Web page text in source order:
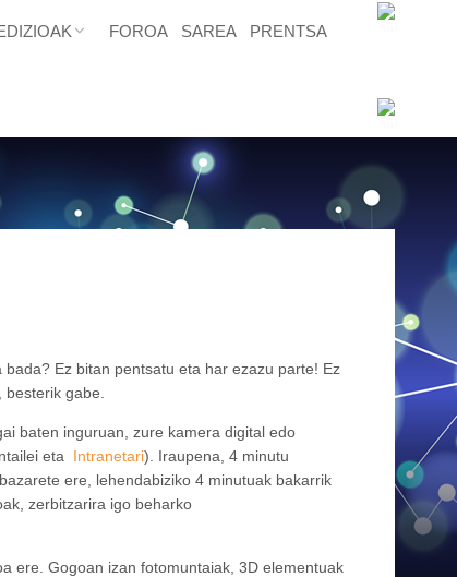
FOROA SAREA PRENTSA
Ez bitan pentsatu eta har ezazu parte! Ez
gabe.
baten inguruan, zure kamera digital edo
eta
Intranetari). Iraupena, 4 minutu
ere, lehendabiziko 4 minutuak bakarrik
zerbitzarira igo beharko
ere. Gogoan izan fotomuntaiak, 3D elementuak